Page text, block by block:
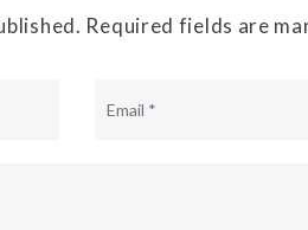
Required fields are